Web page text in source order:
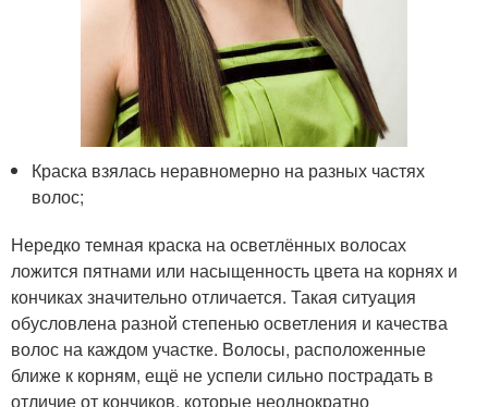
Краска взялась неравномерно на разных частях
волос;
Нередко темная краска на осветлённых волосах
ложится пятнами или насыщенность цвета на корнях и
кончиках значительно отличается. Такая ситуация
обусловлена разной степенью осветления и качества
волос на каждом участке. Волосы, расположенные
ближе к корням, ещё не успели сильно пострадать в
отличие от кончиков, которые неоднократно